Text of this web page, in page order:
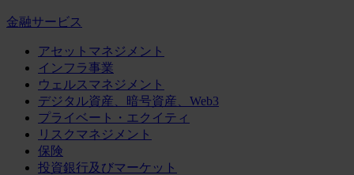
金融サービス
アセットマネジメント
インフラ事業
ウェルスマネジメント
デジタル資産、暗号資産、Web3
プライベート・エクイティ
リスクマネジメント
保険
投資銀行及びマーケット